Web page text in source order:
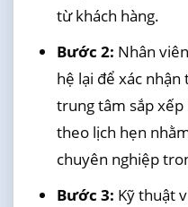
từ khách hàng.
Bước 2: Nhân
hệ lại để xác nhận
trung tâm sắp
theo lịch hẹn
chuyên nghiệp
Bước 3: Kỹ thuật